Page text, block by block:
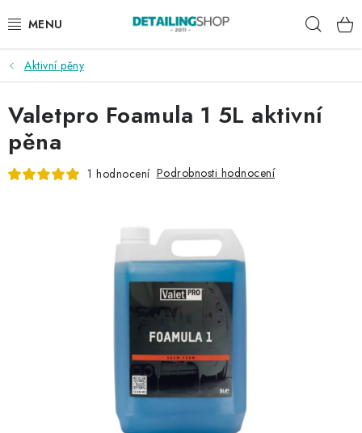
na
AKCE
NOVINKY
EXTERIÉR
DÁRKOVÉ SADY A POUKAZY
Aktivní pěny
Valetpro Foamula 1 5L aktivní
pěna
1 hodnocení Podrobnosti hodnocení